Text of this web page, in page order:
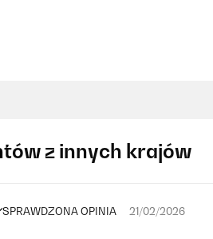
z innych krajów
SPRAWDZONA OPINIA 21/02/2026